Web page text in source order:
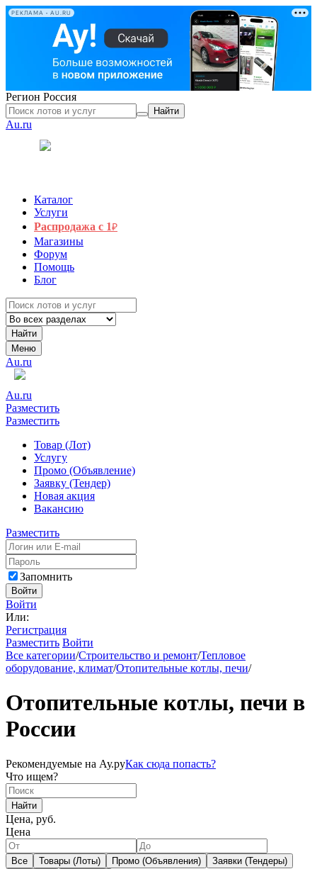
РЕКЛАМА • AU.RU
Регион Россия
Найти
Au.ru
Каталог
Услуги
Распродажа с 1₽
Магазины
Форум
Помощь
Блог
Найти
Меню
Au.ru
Au.ru
Разместить
Разместить
Товар (Лот)
Услугу
Промо (Объявление)
Заявку (Тендер)
Новая акция
Вакансию
Разместить
Запомнить
Войти
Войти
Или:
Регистрация
Разместить Войти
Все категории/Строительство и ремонт/Тепловое
оборудование, климат/Отопительные котлы, печи/
Отопительные котлы, печи в
России
Рекомендуемые на Ау.руКак сюда попасть?
Что ищем?
Найти
Цена, руб.
Цена
Все Товары (Лоты) Промо (Объявления)
Заявки (Тендеры)